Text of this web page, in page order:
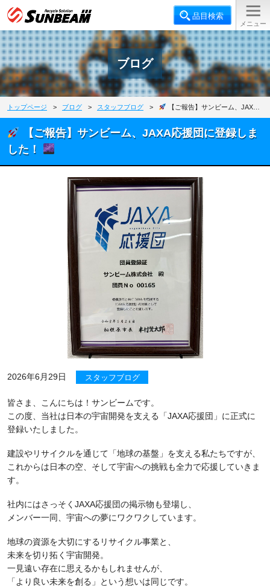
ブログ
トップページ > ブログ > スタッフブログ > 【ご報告】サンビーム、JAXA応援団に登録しました！
【ご報告】サンビーム、JAXA応援団に登録しま
した！
2026年6月29日 スタッフブログ
皆さま、こんにちは！サンビームです。
この度、当社は日本の宇宙開発を支える「JAXA応援団」に正式に
登録いたしました。
建設やリサイクルを通じて「地球の基盤」を支える私たちですが、
これからは日本の空、そして宇宙への挑戦も全力で応援していきま
す。
社内にはさっそくJAXA応援団の掲示物も登場し、
メンバー一同、宇宙への夢にワクワクしています。
地球の資源を大切にするリサイクル事業と、
未来を切り拓く宇宙開発。
一見遠い存在に思えるかもしれませんが、
「より良い未来を創る」という想いは同じです。